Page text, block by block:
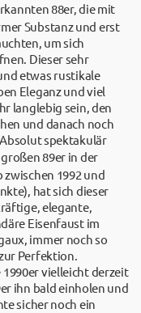
88er, die mit
Substanz und erst
um sich
Dieser sehr
etwas rustikale
Eleganz und viel
langlebig sein, den
und danach noch
spektakulär
89er in der
1992 und
hat sich dieser
elegante,
Eisenfaust im
immer noch so
Perfektion.
vielleicht derzeit
ihn bald einholen und
sicher noch ein